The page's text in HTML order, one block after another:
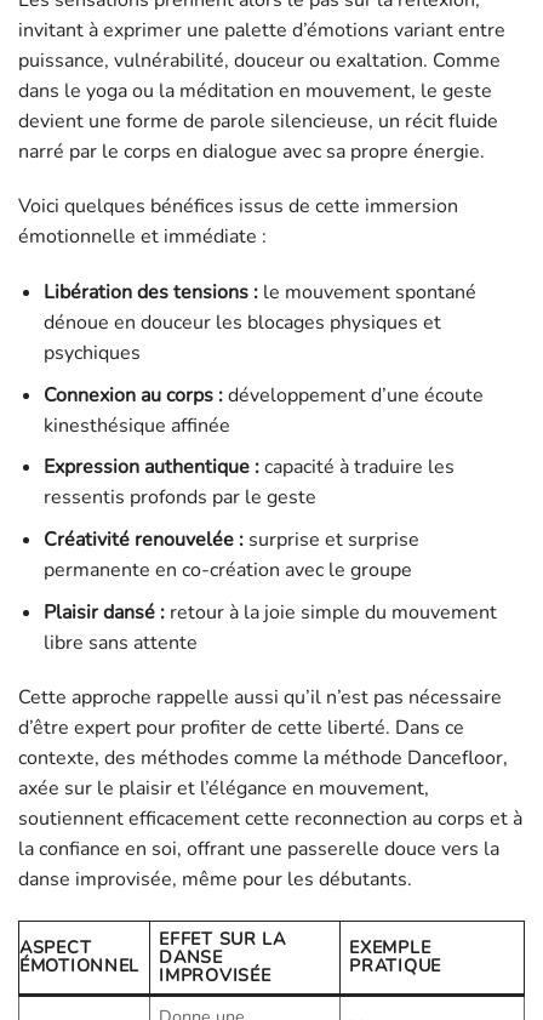
invitant à exprimer une palette d’émotions variant entre
puissance, vulnérabilité, douceur ou exaltation. Comme
dans le yoga ou la méditation en mouvement, le geste
devient une forme de parole silencieuse, un récit fluide
narré par le corps en dialogue avec sa propre énergie.
Voici quelques bénéfices issus de cette immersion
émotionnelle et immédiate :
Libération des tensions :le mouvement spontané
dénoue en douceur les blocages physiques et
psychiques
Connexion au corps :développement d’une écoute
kinesthésique affinée
Expression authentique :capacité à traduire les
ressentis profonds par le geste
Créativité renouvelée :surprise et surprise
permanente en co-création avec le groupe
Plaisir dansé :retour à la joie simple du mouvement
libre sans attente
Cette approche rappelle aussi qu’il n’est pas nécessaire
d’être expert pour profiter de cette liberté. Dans ce
contexte, des méthodes comme la méthode Dancefloor,
axée sur le plaisir et l’élégance en mouvement,
soutiennent efficacement cette reconnection au corps et à
la confiance en soi, offrant une passerelle douce vers la
danse improvisée, même pour les débutants.
ASPECT
ÉMOTIONNEL
EFFET SUR LA
DANSE
IMPROVISÉE
EXEMPLE
PRATIQUE